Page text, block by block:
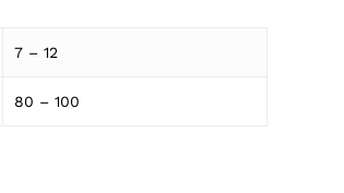
7 – 12
80 – 100